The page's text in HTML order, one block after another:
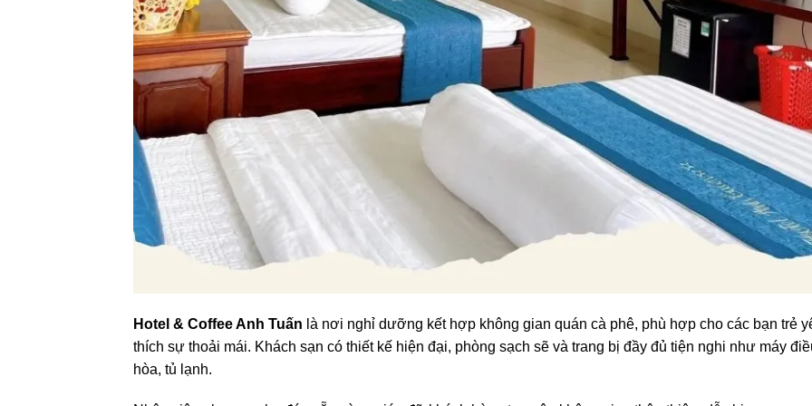
Hotel & Coffee Anh Tuấn là nơi nghỉ dưỡng kết hợp không gian quán cà phê, phù hợp cho các bạn trẻ
thích sự thoải mái. Khách sạn có thiết kế hiện đại, phòng sạch sẽ và trang bị đầy đủ tiện nghi như máy
hòa, tủ lạnh.